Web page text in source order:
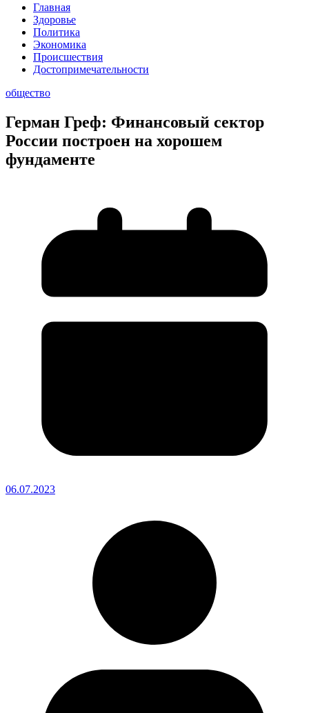
Главная
Здоровье
Политика
Экономика
Происшествия
Достопримечательности
общество
Герман Греф: Финансовый сектор
России построен на хорошем
фундаменте
06.07.2023